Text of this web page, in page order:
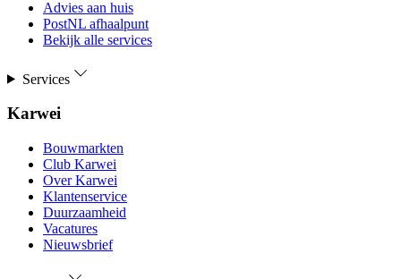
Advies aan huis
PostNL afhaalpunt
Bekijk alle services
Services
Karwei
Bouwmarkten
Club Karwei
Over Karwei
Klantenservice
Duurzaamheid
Vacatures
Nieuwsbrief